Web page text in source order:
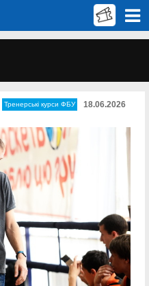
Тренерські курси ФБУ 18.06.2026